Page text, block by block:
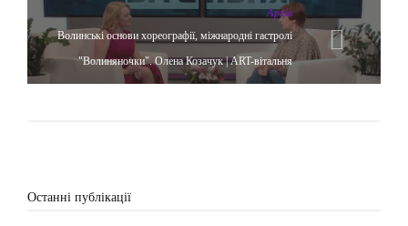
Архів
Волинські основи хореографії, міжнародні гастролі
"Волиняночки". Олена Козачук | ART-вітальня
Останні публікації